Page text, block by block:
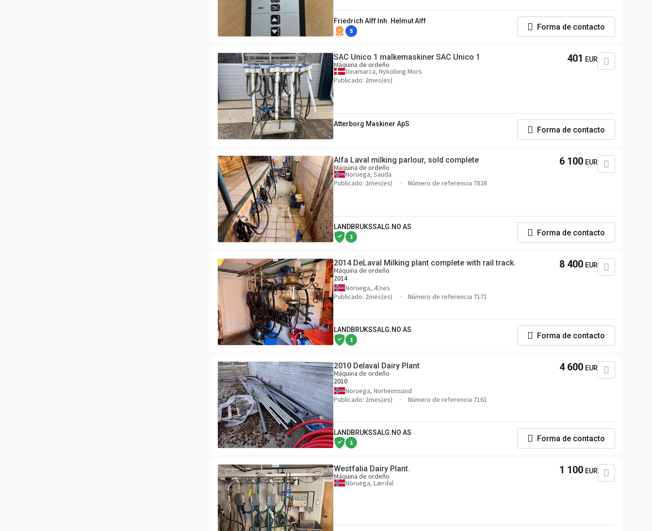
Friedrich Alff Inh. Helmut Alff
5 Forma de contacto
SAC Unico 1 malkemaskiner SAC Unico 1
Máquina de ordeño
Dinamarca, Nykobing Mors
Publicado: 2mes(es)
401 EUR
Atterborg Maskiner ApS
Forma de contacto
Alfa Laval milking parlour, sold complete
Máquina de ordeño
Noruega, Sauda
Publicado: 2mes(es)
Número de referencia 7828
6 100 EUR
LANDBRUKSSALG.NO AS
1 Forma de contacto
2014 DeLaval Milking plant complete with rail track.
Máquina de ordeño
2014
Noruega, Ænes
Publicado: 2mes(es)
Número de referencia 7171
8 400 EUR
LANDBRUKSSALG.NO AS
1 Forma de contacto
2010 Delaval Dairy Plant
Máquina de ordeño
2010
Noruega, Norheimsund
Publicado: 2mes(es)
Número de referencia 7161
4 600 EUR
LANDBRUKSSALG.NO AS
1 Forma de contacto
Westfalia Dairy Plant.
Máquina de ordeño
Noruega, Lærdal
1 100 EUR